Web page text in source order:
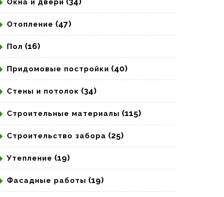
Окна и двери
Отопление (47)
Пол (16)
Придомовые постройки (40)
Стены и потолок (34)
Строительные материалы (115)
Строительство забора (25)
Утепление (19)
Фасадные работы (19)